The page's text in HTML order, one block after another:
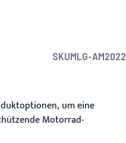
SKUMLG-AM2022
um eine
Motorrad-